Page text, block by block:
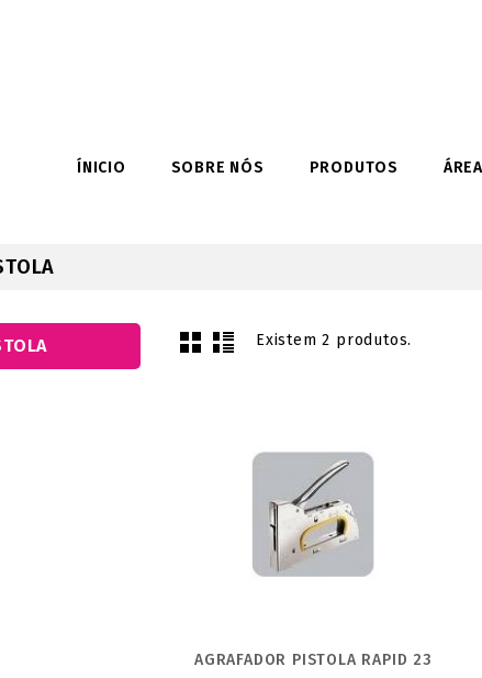
ÍNICIO SOBRE NÓS PRODUTOS
Existem 2 produtos.
AGRAFADOR PISTOLA RAPID 23